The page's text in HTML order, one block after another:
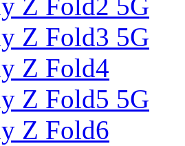
Z Fold3 5G
Z Fold4
Z Fold5 5G
Z Fold6